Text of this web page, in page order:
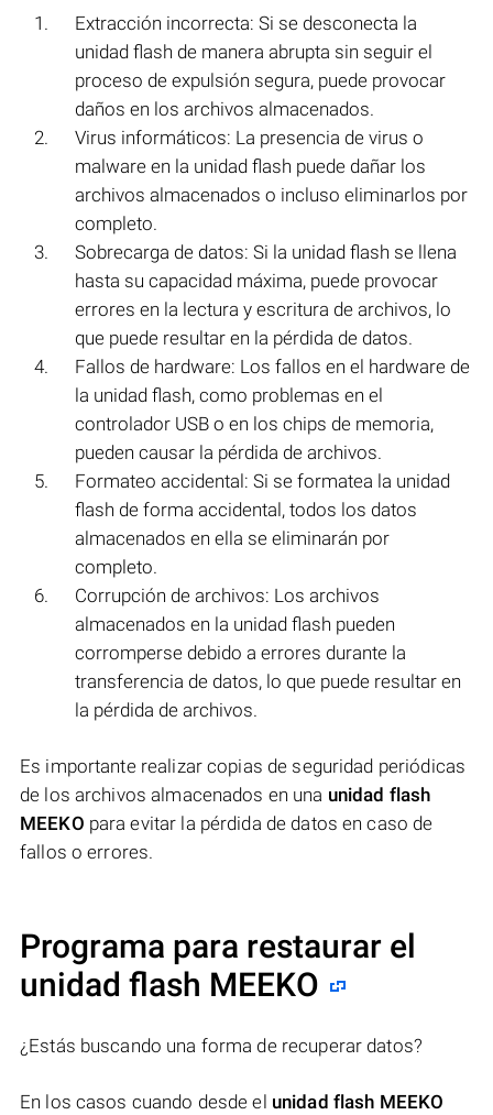
Extracción incorrecta: Si se desconecta la
unidad flash de manera abrupta sin seguir el
proceso de expulsión segura, puede provocar
daños en los archivos almacenados.
Virus informáticos: La presencia de virus o
malware en la unidad flash puede dañar los
archivos almacenados o incluso eliminarlos por
completo.
Sobrecarga de datos: Si la unidad flash se llena
hasta su capacidad máxima, puede provocar
errores en la lectura y escritura de archivos, lo
que puede resultar en la pérdida de datos.
Fallos de hardware: Los fallos en el hardware de
la unidad flash, como problemas en el
controlador USB o en los chips de memoria,
pueden causar la pérdida de archivos.
Formateo accidental: Si se formatea la unidad
flash de forma accidental, todos los datos
almacenados en ella se eliminarán por
completo.
Corrupción de archivos: Los archivos
almacenados en la unidad flash pueden
corromperse debido a errores durante la
transferencia de datos, lo que puede resultar en
la pérdida de archivos.
Es importante realizar copias de seguridad periódicas
de los archivos almacenados en una unidad flash
MEEKO para evitar la pérdida de datos en caso de
fallos o errores.
Programa para restaurar el
unidad flash MEEKO
¿Estás buscando una forma de recuperar datos?
En los casos cuando desde el unidad flash MEEKO